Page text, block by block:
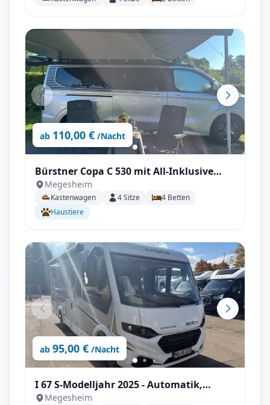
ab 110,00 € /Nacht
Bürstner Copa C 530 mit All-Inklusive
Paket, Automatikgetriebe, Aufstelldach
uvm.
Megesheim
Kastenwagen 4Sitze 4 Betten
Haustiere
ab 95,00 € /Nacht
I 67 S-Modelljahr 2025 - Automatik,
Dachklima, SAT & TV uvm.
Megesheim